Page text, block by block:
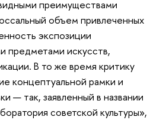
преимуществами
объем привлеченных
экспозиции
предметами искусств,
В то же время критику
концептуальной рамки и
— так, заявленный в названии
советской культуры»,